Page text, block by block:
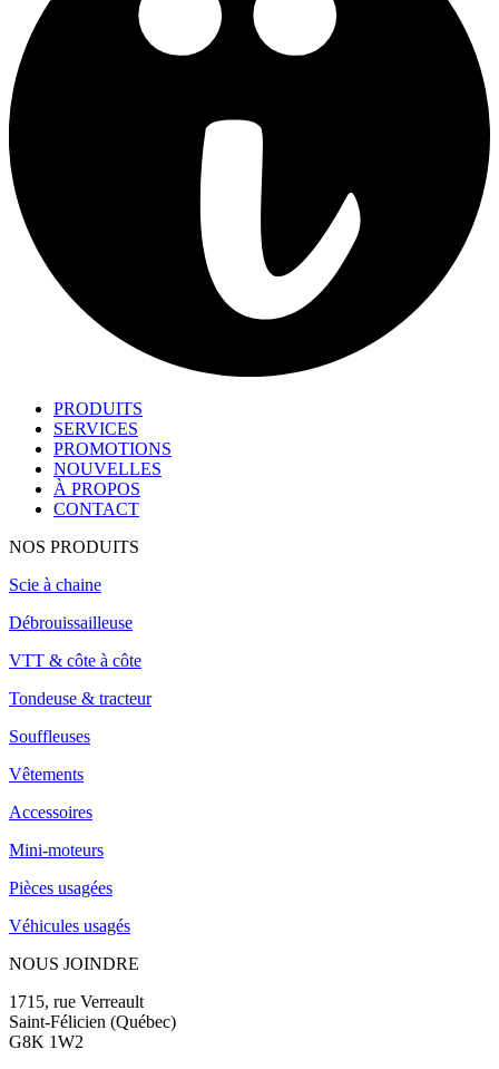
PRODUITS
SERVICES
PROMOTIONS
NOUVELLES
À PROPOS
CONTACT
NOS PRODUITS
Scie à chaine
Débrouissailleuse
VTT & côte à côte
Tondeuse & tracteur
Souffleuses
Vêtements
Accessoires
Mini-moteurs
Pièces usagées
Véhicules usagés
NOUS JOINDRE
1715, rue Verreault
Saint-Félicien (Québec)
G8K 1W2